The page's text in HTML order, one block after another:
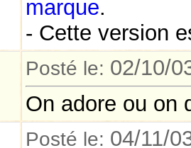
marque.
- Cette version
Posté le: 02/10/
On adore ou on
Posté le: 04/11/